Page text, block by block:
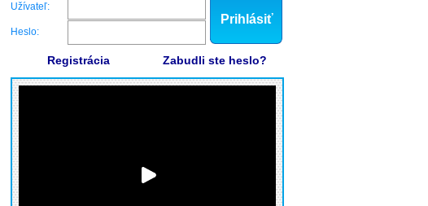
Užívateľ:
Heslo:
Prihlásiť
Registrácia Zabudli ste heslo?